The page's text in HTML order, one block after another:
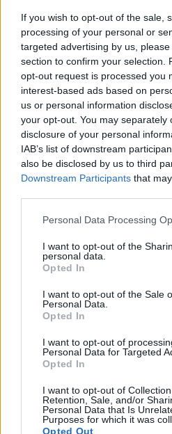
If you wish to opt-out of the sale,
processing of your personal or
targeted advertising by us,
section to confirm your selection.
opt-out request is processed you
interest-based ads based on
us or personal information
your opt-out. You may separately
disclosure of your personal
IAB’s list of downstream
also be disclosed by us to third
Downstream Participants that
Personal Data Processing
I want to opt-out of the
personal data.
Opted In
I want to opt-out of the Sale
Personal Data.
Opted In
I want to opt-out of
Personal Data for Targeted
Opted In
I want to opt-out of
Retention, Sale, and/or
Personal Data that Is
Purposes for which it was
Opted Out
26/05/2019
DRAMMA A CADICE
Rissa tra studenti:
l'italiano che ha
calcio
26/05/2019
FUORI CONTROLLO
Pugni e testate, rissa
Maura
07/04/2019
Rissa in classe, muore
di 10 anni
07/04/2019
Maxi-rissa fra tifosi,
sangue. Quattro
prima di Lazio-Siviglia